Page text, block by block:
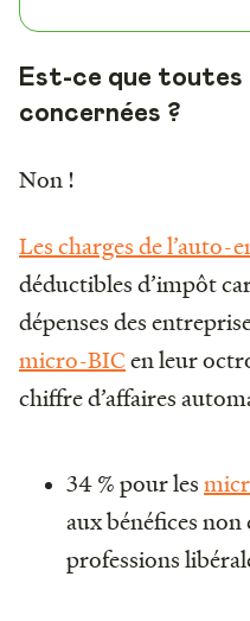
Est-ce que
concernées ?
Non !
Les charges de l’auto-
déductibles d’impôt
dépenses des
micro-BICen leur
chiffre d’affaires
34 % pour les
aux bénéfices
professions